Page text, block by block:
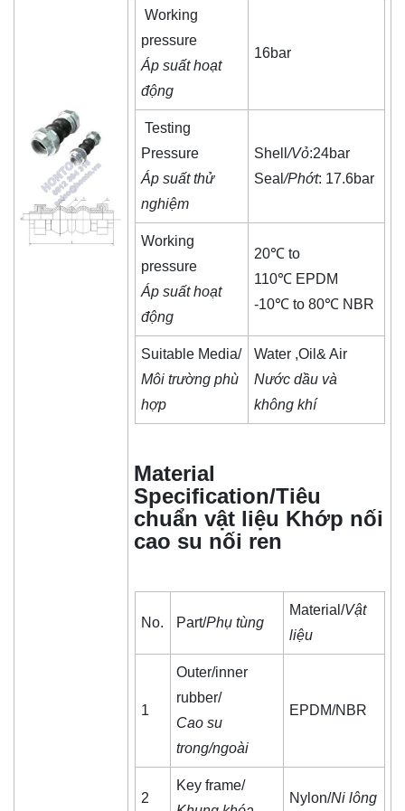
Working
pressure
Áp suất hoạt
động
16bar
Testing
Pressure
Áp suất thử
nghiệm
Shell/Vỏ:24bar
Seal/Phớt: 17.6bar
Working
pressure
Áp suất hoạt
động
20℃ to
110℃ EPDM
-10℃ to 80℃ NBR
Suitable Media/
Môi trường phù
hợp
Water ,Oil& Air
Nước dầu và
không khí
Material
Specification/Tiêu
chuẩn vật liệu Khớp nối
cao su nối ren
No. Part/Phụ tùng
Material/Vật
liệu
1
Outer/inner
rubber/
Cao su
trong/ngoài
EPDM/NBR
2
Key frame/
Nylon/Ni lông